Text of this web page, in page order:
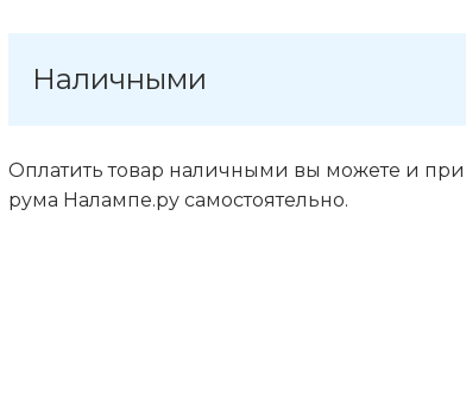
Наличными
Оплатить товар наличными вы можете и
рума Налампе.ру самоcтоятельно.